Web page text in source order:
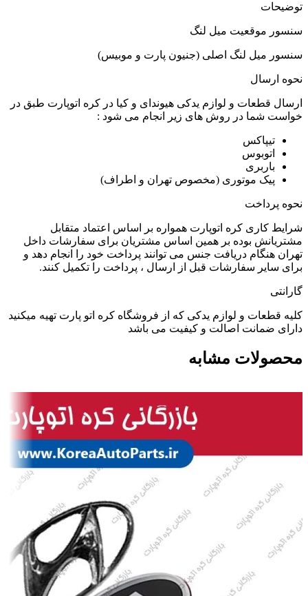
توضیحات
سنسور موقعیت میل لنگ
سنسور میل لنگ اصلی (جنیون پارت و موبیس)
نحوه ارسال
ارسال قطعات و لوازم یدکی هیوندای و کیا در کره اتوپارت طبق در
خواست شما در روش های زیر انجام می شود :
تیپاکس
اتوبوس
باربری
پیک موتوری (مخصوص تهران و اطراف)
نحوه پرداخت
شرایط کاری کره اتوپارت همواره بر اساس اعتماد متقابل
مشتریانش بوده بر همین اساس مشتریان برای سفارشات داخل
تهران هنگام دریافت جنس می توانند پرداخت خود را انجام دهد و
برای سایر سفارشات قبل از ارسال ، پرداخت را تکمیل کنند.
گارانتی
کلیه قطعات و لوازم یدکی که از فروشگاه کره اتو پارت تهیه میکنید
دارای ضمانت اصالت و کیفیت می باشد
محصولات مشابه